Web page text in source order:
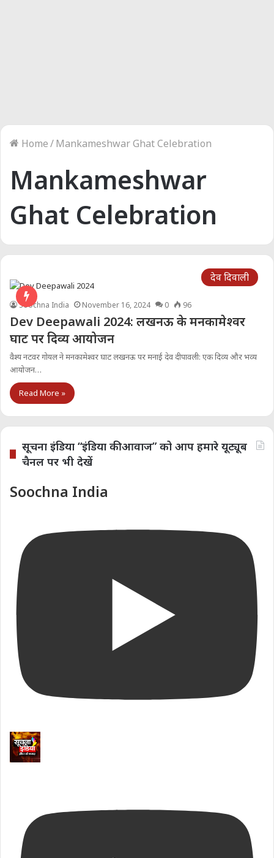
Home/Mankameshwar Ghat Celebration
Mankameshwar
Ghat Celebration
देव दिवाली
Soochna India November 16, 2024 0 96
Dev Deepawali 2024: लखनऊ के मनकामेश्वर
घाट पर दिव्य आयोजन
वैश्य नटवर गोयल ने मनकामेश्वर घाट लखनऊ पर मनाई देव दीपावली: एक दिव्य और भव्य
आयोजन…
Read More »
सूचना इंडिया “इंडिया की आवाज” को आप हमारे यूट्यूब
चैनल पर भी देखें
Soochna India